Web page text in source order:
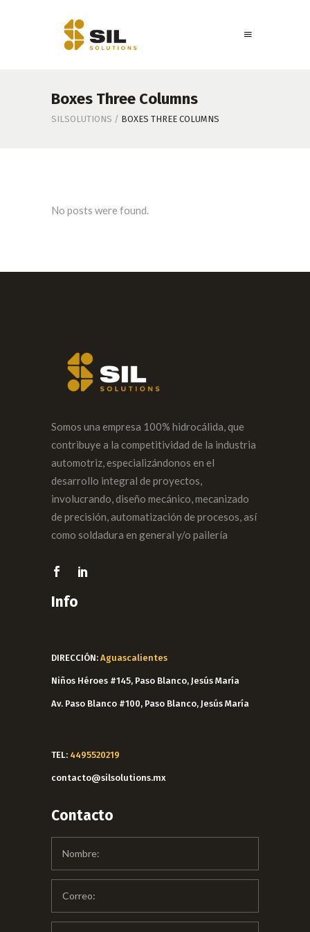
Boxes Three Columns
SILSOLUTIONS / BOXES THREE COLUMNS
No posts were found.
Somos una empresa 100% hidrocálida, que
contribuye a la competitividad de la industria
automotriz, especializándonos en el
desarrollo integral de proyectos,
involucrando, diseño mecánico, mecanizado
de precisión, automatización de procesos, así
como soldadura en general y/o pailería
Info
DIRECCIÓN: Aguascalientes
Niños Héroes #145, Paso Blanco, Jesús María
Av. Paso Blanco #100, Paso Blanco, Jesús María
TEL: 4495520219
contacto@silsolutions.mx
Contacto